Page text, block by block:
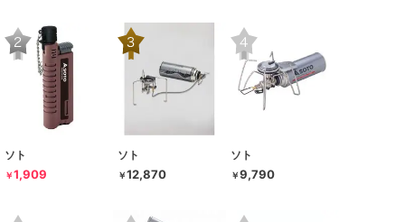
ソト
￥1,909
ソト
￥12,870
ソト
￥9,790